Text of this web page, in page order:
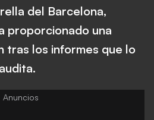
del Barcelona,
proporcionado una
tras los informes que lo